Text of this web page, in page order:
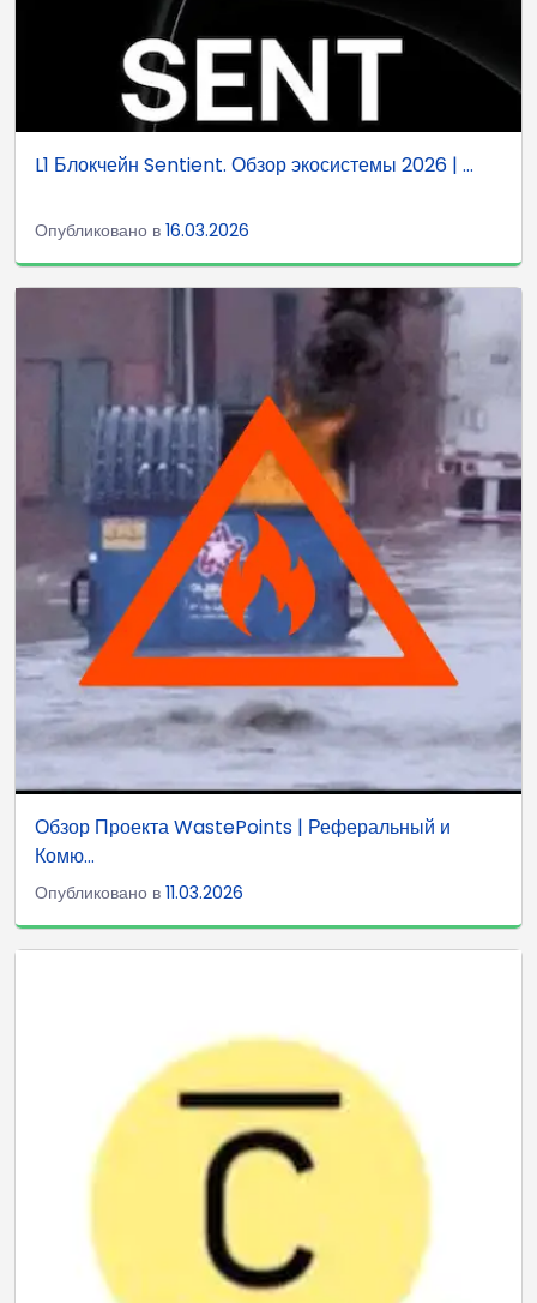
L1 Блокчейн Sentient. Обзор экосистемы 2026 | ...
Опубликовано в 16.03.2026
Обзор Проекта WastePoints | Реферальный и
Комю...
Опубликовано в 11.03.2026